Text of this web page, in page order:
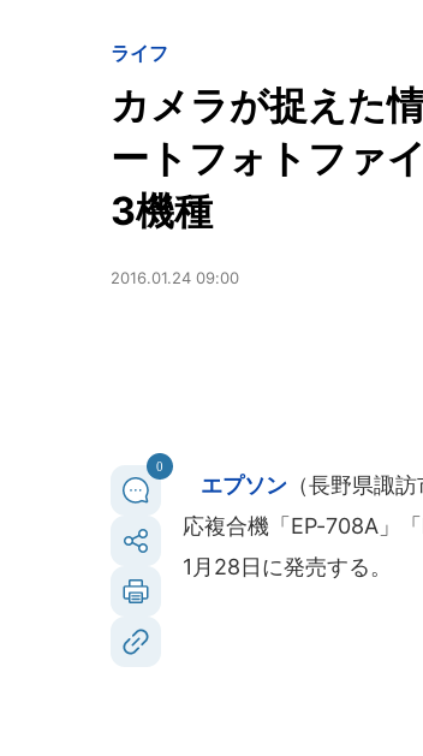
ライフ
カメラが捉えた
ートフォトファ
3機種
2016.01.24 09:00
0
エプソン （長野県諏
応複合機「EP-708A」
1月28日に発売する。